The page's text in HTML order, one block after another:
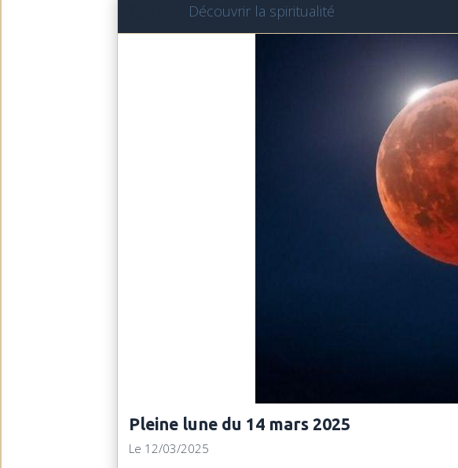
Découvrir la spiritualité
Pleine lune du 14 mars 2025
Le 12/03/2025